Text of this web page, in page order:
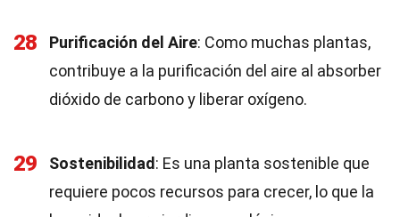
28 Purificación del Aire: Como muchas plantas,
contribuye a la purificación del aire al absorber
dióxido de carbono y liberar oxígeno.
29 Sostenibilidad : Es una planta sostenible que
requiere pocos recursos para crecer, lo que la